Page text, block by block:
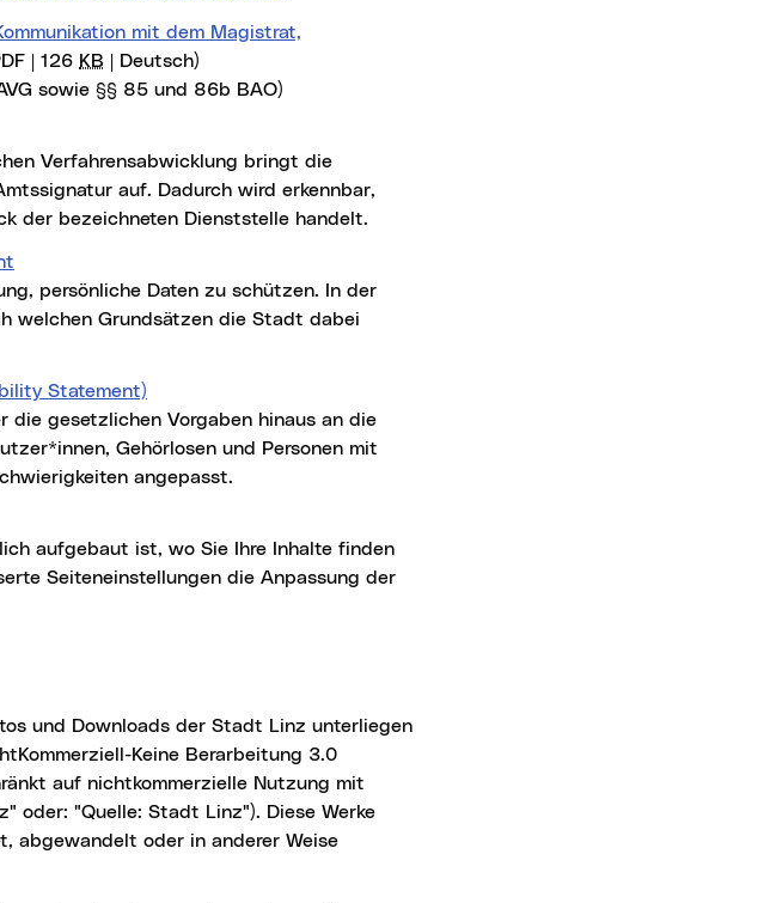
mit dem Magistrat,
| 126 KB | Deutsch)
sowie §§ 85 und 86b BAO)
Verfahrensabwicklung bringt die
auf. Dadurch wird erkennbar,
der bezeichneten Dienststelle handelt.
persönliche Daten zu schützen. In der
welchen Grundsätzen die Stadt dabei
Statement)
die gesetzlichen Vorgaben hinaus an die
Gehörlosen und Personen mit
angepasst.
aufgebaut ist, wo Sie Ihre Inhalte finden
Seiteneinstellungen die Anpassung der
Keine Berarbeitung 3.0
auf nichtkommerzielle Nutzung mit
oder: "Quelle: Stadt Linz"). Diese Werke
abgewandelt oder in anderer Weise